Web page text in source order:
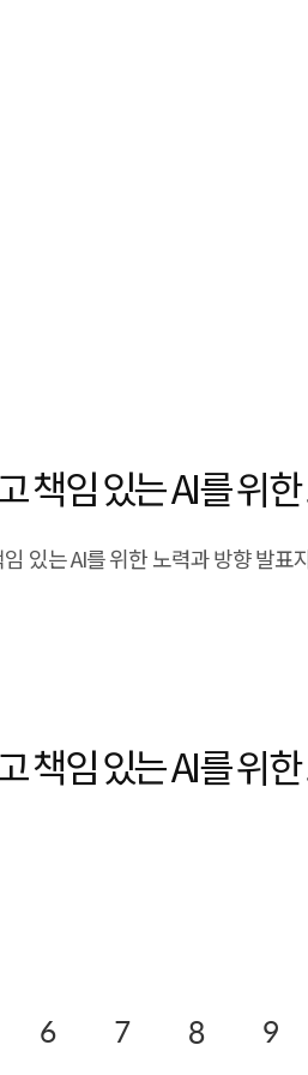
책임 있는 AI를 위
임 있는 AI를 위한 노력과 방향
책임 있는 AI를 위
6 7 8 9